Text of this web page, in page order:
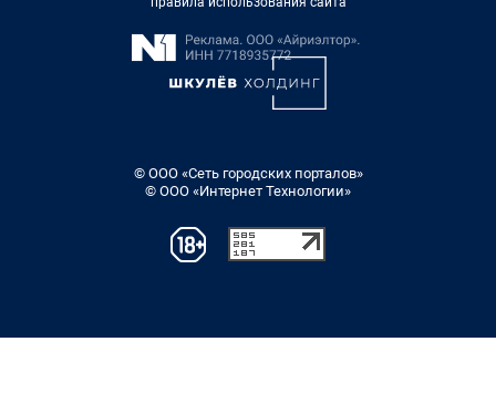
© ООО «Сеть городских порталов»
© ООО «Интернет Технологии»